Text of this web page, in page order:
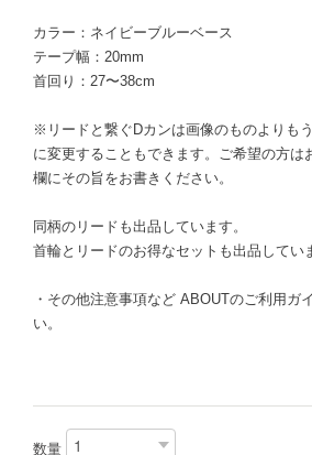
カラー：ネイビーブルーベース
テープ幅：20mm
首回り：27〜38cm
※リードと繋ぐDカンは画像のものよりも
に変更することもできます。ご希望の方は
欄にその旨をお書きください。
同柄のリードも出品しています。
首輪とリードのお得なセットも出品してい
・その他注意事項など ABOUTのご利用ガ
い。
数量